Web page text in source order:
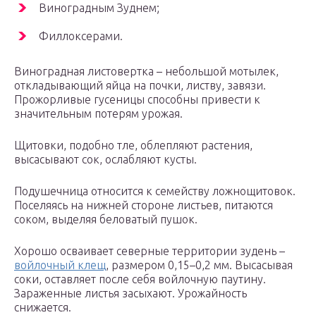
Виноградным Зуднем;
Филлоксерами.
Виноградная листовертка – небольшой мотылек,
откладывающий яйца на почки, листву, завязи.
Прожорливые гусеницы способны привести к
значительным потерям урожая.
Щитовки, подобно тле, облепляют растения,
высасывают сок, ослабляют кусты.
Подушечница относится к семейству ложнощитовок.
Поселяясь на нижней стороне листьев, питаются
соком, выделяя беловатый пушок.
Хорошо осваивает северные территории зудень –
войлочный клещ, размером 0,15–0,2 мм. Высасывая
соки, оставляет после себя войлочную паутину.
Зараженные листья засыхают. Урожайность
снижается.